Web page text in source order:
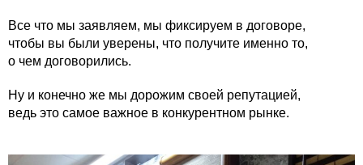
Все что мы заявляем, мы фиксируем в договоре,
чтобы вы были уверены, что получите именно то,
о чем договорились.
Ну и конечно же мы дорожим своей репутацией,
ведь это самое важное в конкурентном рынке.